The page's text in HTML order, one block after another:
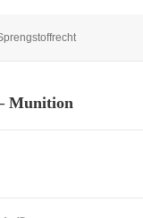
Munition